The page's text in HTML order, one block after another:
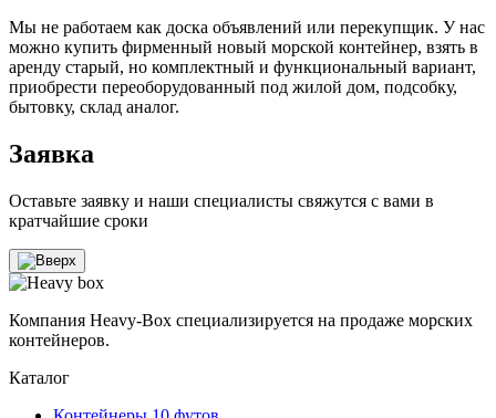
Мы не работаем как доска объявлений или перекупщик. У нас
можно купить фирменный новый морской контейнер, взять в
аренду старый, но комплектный и функциональный вариант,
приобрести переоборудованный под жилой дом, подсобку,
бытовку, склад аналог.
Заявка
Оставьте заявку и наши специалисты свяжутся с вами в
кратчайшие сроки
Компания Heavy-Box специализируется на продаже морских
контейнеров.
Каталог